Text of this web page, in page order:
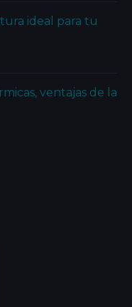
ideal para tu
ventajas de la